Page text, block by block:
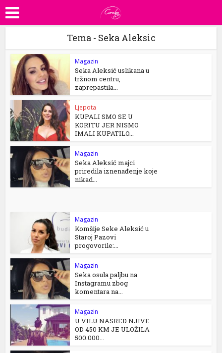
Tema - Seka Aleksic
Magazin
Seka Aleksić uslikana u
tržnom centru,
zaprepastila...
Ljepota
KUPALI SMO SE U
KORITU JER NISMO
IMALI KUPATILO...
Magazin
Seka Aleksić majci
priredila iznenađenje koje
nikad...
Magazin
Komšije Seke Aleksić u
Staroj Pazovi
progovorile:...
Magazin
Seka osula paljbu na
Instagramu zbog
komentara na...
Magazin
U VILU NASRED NJIVE
OD 450 KM JE ULOŽILA
500.000...